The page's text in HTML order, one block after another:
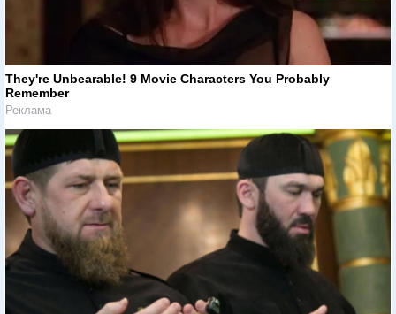
They're Unbearable! 9 Movie Characters You Probably
Remember
Реклама